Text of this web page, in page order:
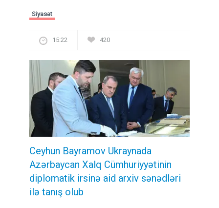
Siyasət
15:22 420
Ceyhun Bayramov Ukraynada
Azərbaycan Xalq Cümhuriyyətinin
diplomatik irsinə aid arxiv sənədləri
ilə tanış olub